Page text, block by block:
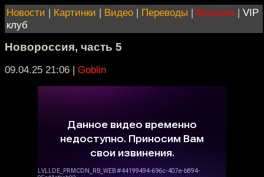
Новости | Картинки | Видео | Переводы | Магазин | VIP
клуб
Новороссия, часть 5
09.04.25 21:06 | Goblin